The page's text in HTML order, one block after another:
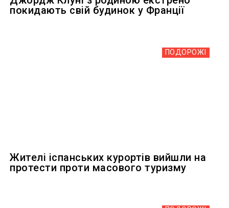
покидають свій будинок у Франції
ПОДОРОЖІ
Жителі іспанських курортів вийшли на
протести проти масового туризму